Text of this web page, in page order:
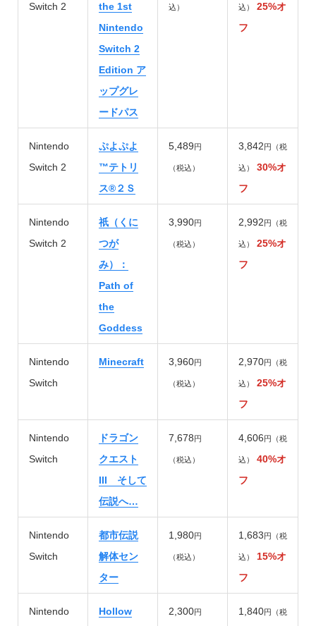
Switch 2
the 1st
Nintendo
Switch 2
Edition ア
ップグレ
ードパス
込） 込）
25%オ
フ
Nintendo
Switch 2
ぷよぷよ
™テトリ
ス®２Ｓ
5,489円
（税込）
3,842円（税
込）
30%オ
フ
Nintendo
Switch 2
祇（くに
つが
み）：
Path of
the
Goddess
3,990円
（税込）
2,992円（税
込）
25%オ
フ
Nintendo
Switch
Minecraft 3,960円
（税込）
2,970円（税
込）
25%オ
フ
Nintendo
Switch
ドラゴン
クエスト
III そして
伝説へ…
7,678円
（税込）
4,606円（税
込）
40%オ
フ
Nintendo
Switch
都市伝説
解体セン
ター
1,980円
（税込）
1,683円（税
込）
15%オ
フ
Nintendo
Hollow
2,300円 1,840円（税